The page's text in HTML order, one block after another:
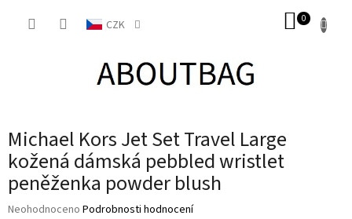
CZK
Michael Kors Jet Set Travel Large
kožená dámská pebbled wristlet
peněženka powder blush
Průměrné
Neohodnoceno Podrobnosti hodnocení